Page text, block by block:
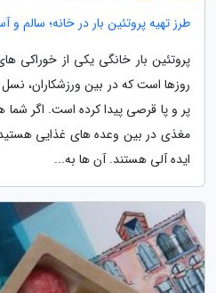
طرز تهیه پروتئین بار در خانه؛ سالم و
پروتئین بار خانگی یکی از خوراکی
روزها است که در بین ورزشکاران،
پر و پا قرصی پیدا کرده است. اگر
مغذی در بین وعده های غذایی هستید،
ایده آلی هستند. آن ها به...